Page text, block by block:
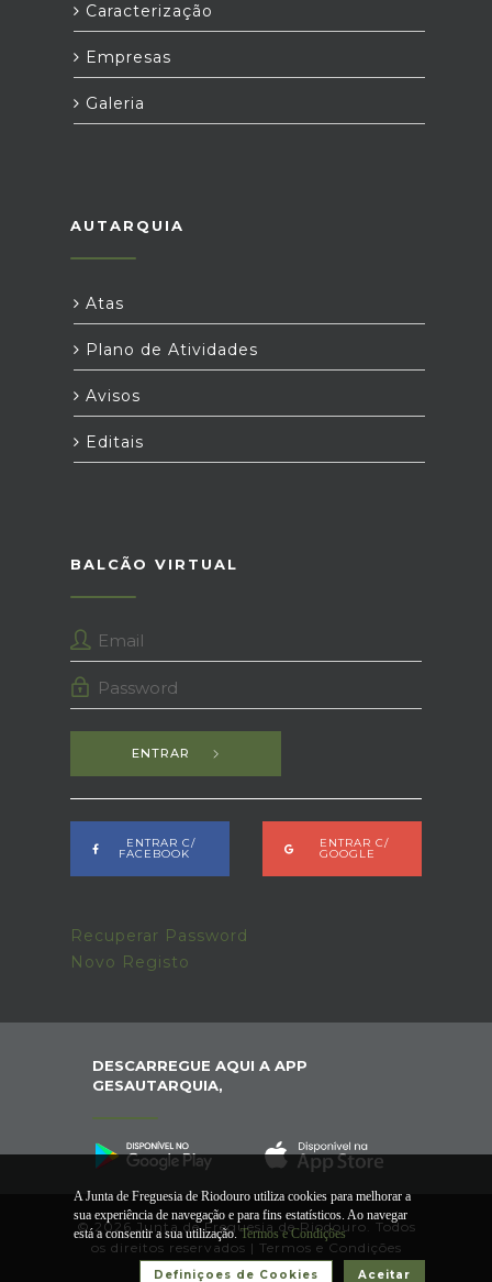
Caracterização
Empresas
Galeria
AUTARQUIA
Atas
Plano de Atividades
Avisos
Editais
BALCÃO VIRTUAL
ENTRAR
ENTRAR C/
FACEBOOK
ENTRAR C/
GOOGLE
Recuperar Password
Novo Registo
DESCARREGUE AQUI A APP
GESAUTARQUIA,
© 2026 Junta de Freguesia de Riodouro. Todos
os direitos reservados | Termos e Condições
A Junta de Freguesia de Riodouro utiliza cookies para melhorar a
sua experiência de navegação e para fins estatísticos. Ao navegar
está a consentir a sua utilização.Termos e Condições
Aceitar
Definiçoes de Cookies